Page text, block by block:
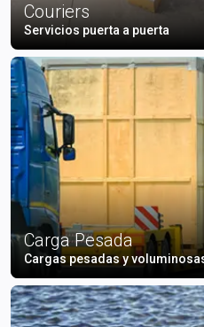
Couriers
Servicios puerta a puerta
Carga Pesada
Cargas pesadas y